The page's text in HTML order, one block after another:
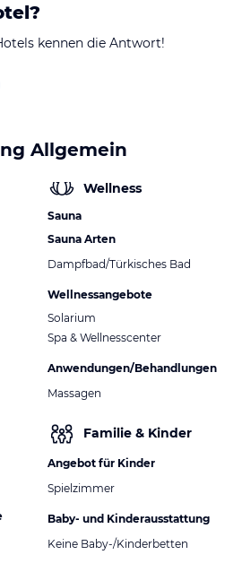
kennen die Antwort!
Allgemein
Wellness
Sauna
Sauna Arten
Dampfbad/Türkisches Bad
Wellnessangebote
Solarium
Spa & Wellnesscenter
Anwendungen/Behandlungen
Massagen
Familie & Kinder
Angebot für Kinder
Spielzimmer
Baby- und Kinderausstattung
Keine Baby-/Kinderbetten